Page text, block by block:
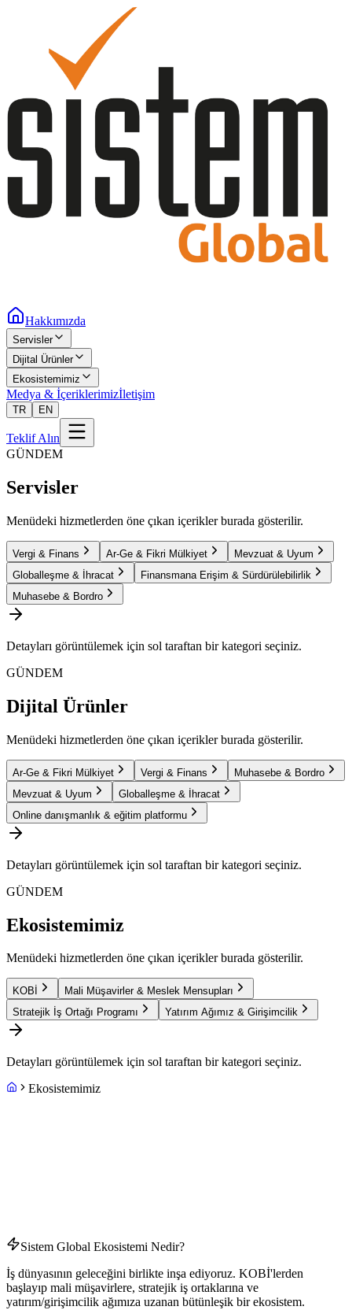
Hakkımızda
Servisler
Dijital Ürünler
Ekosistemimiz
Medya & İçeriklerimizİletişim
TR EN
Teklif Alın
GÜNDEM
Servisler
Menüdeki hizmetlerden öne çıkan içerikler burada gösterilir.
Vergi & Finans Ar-Ge & Fikri Mülkiyet
Mevzuat & Uyum
Globalleşme & İhracat
Finansmana Erişim & Sürdürülebilirlik
Muhasebe & Bordro
Detayları görüntülemek için sol taraftan bir kategori seçiniz.
GÜNDEM
Dijital Ürünler
Menüdeki hizmetlerden öne çıkan içerikler burada gösterilir.
Ar-Ge & Fikri Mülkiyet Vergi & Finans
Muhasebe & Bordro
Mevzuat & Uyum
Globalleşme & İhracat
Online danışmanlık & eğitim platformu
Detayları görüntülemek için sol taraftan bir kategori seçiniz.
GÜNDEM
Ekosistemimiz
Menüdeki hizmetlerden öne çıkan içerikler burada gösterilir.
KOBİ
Mali Müşavirler & Meslek Mensupları
Stratejik İş Ortağı Programı
Yatırım Ağımız & Girişimcilik
Detayları görüntülemek için sol taraftan bir kategori seçiniz.
Ekosistemimiz
Sistem Global Ekosistemi Nedir?
İş dünyasının geleceğini birlikte inşa ediyoruz. KOBİ'lerden
başlayıp mali müşavirlere, stratejik iş ortaklarına ve
yatırım/girişimcilik ağımıza uzanan bütünleşik bir ekosistem.